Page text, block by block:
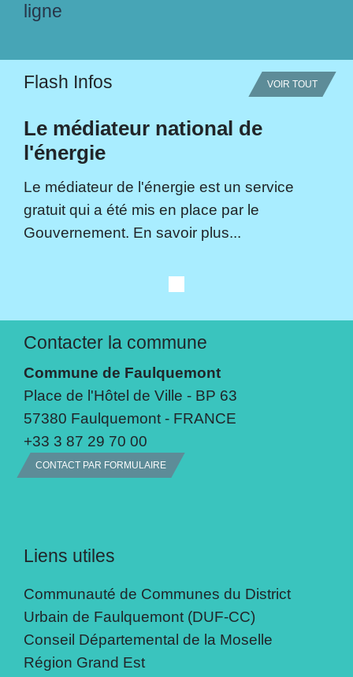
ligne
Flash Infos VOIR TOUT
Le médiateur national de
l'énergie
Le médiateur de l'énergie est un service
gratuit qui a été mis en place par le
Gouvernement. En savoir plus...
Contacter la commune
Commune de Faulquemont
Place de l'Hôtel de Ville - BP 63
57380 Faulquemont - FRANCE
+33 3 87 29 70 00
CONTACT PAR FORMULAIRE
Liens utiles
Communauté de Communes du District
Urbain de Faulquemont (DUF-CC)
Conseil Départemental de la Moselle
Région Grand Est